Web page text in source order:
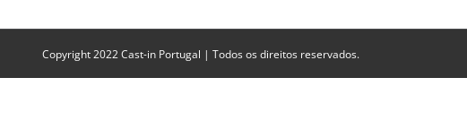
Copyright 2022 Cast-in Portugal | Todos os direitos reservados.